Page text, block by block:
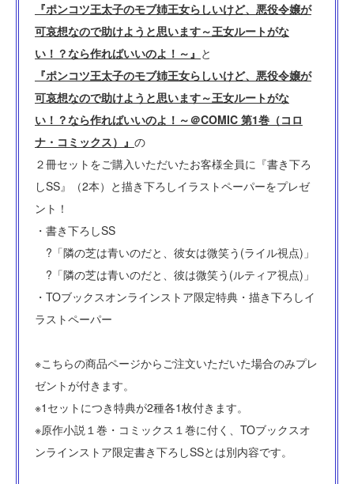
『ポンコツ王太子のモブ姉王女らしいけど、悪役令嬢が
可哀想なので助けようと思います～王女ルートがな
い！？なら作ればいいのよ！～』 と
『ポンコツ王太子のモブ姉王女らしいけど、悪役令嬢が
可哀想なので助けようと思います～王女ルートがな
い！？なら作ればいいのよ！～＠COMIC 第1巻（コロ
ナ・コミックス）』 の
２冊セットをご購入いただいたお客様全員に『書き下ろ
しSS』（2本）と描き下ろしイラストペーパーをプレゼ
ント！
・書き下ろしSS
?「隣の芝は青いのだと、彼女は微笑う(ライル視点)」
?「隣の芝は青いのだと、彼は微笑う(ルティア視点)」
・TOブックスオンラインストア限定特典・描き下ろしイ
ラストペーパー
※こちらの商品ページからご注文いただいた場合のみプレ
ゼントが付きます。
※1セットにつき特典が2種各1枚付きます。
※原作小説１巻・コミックス１巻に付く、TOブックスオ
ンラインストア限定書き下ろしSSとは別内容です。